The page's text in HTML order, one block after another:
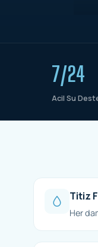
7/24
Acil Su
Titiz
Her